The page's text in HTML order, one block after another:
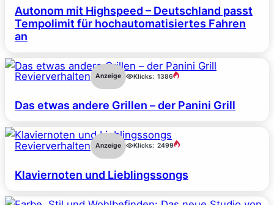
Autonom mit Highspeed – Deutschland passt
Tempolimit für hochautomatisiertes Fahren
an
Revierverhalten Anzeige Klicks: 1386
Das etwas andere Grillen – der Panini Grill
Revierverhalten Anzeige Klicks: 2499
Klaviernoten und Lieblingssongs